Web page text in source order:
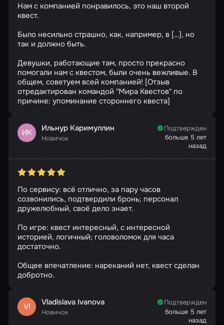
Нам с компанией понравилось, это наш второй
квест.
Было несильно страшно, как, например, в […], но
так и должно быть.
Девушки, работающие там, просто прекрасно
помогали нам с квестом, были очень вежливые. В
общем, советуем всей компанией! [Отзыв
отредактирован командой "Мира Квестов" по
причине: упоминание стороннего квеста]
ИК Ильнур Каримуллин
Новичок
Подтвержден
больше 5 лет
назад
По сервису: всё отлично, за пару часов
созвонились, подтвердили бронь; персонал
дружелюбный, своё дело знает.
По игре: квест интересный, с интересной
историей, логичный; головоломок для часа
достаточно.
Общее впечатление: нареканий нет, квест сделан
добротно.
VI Vladislava Ivanova
Новичок
Подтвержден
больше 5 лет
назад